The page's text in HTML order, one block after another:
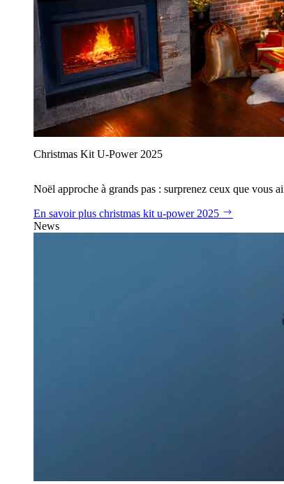
Christmas Kit U‑Power 2025
Noël approche à grands pas : surprenez ceux que vous
En savoir plus christmas kit u‑power 2025
News